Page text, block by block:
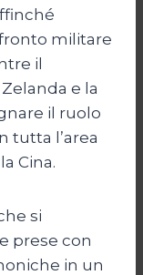
militare
il
e la
il ruolo
tutta l’area
Cina.
si
prese con
in un